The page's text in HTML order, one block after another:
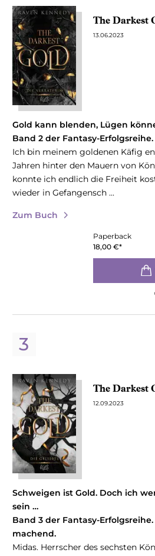
The Darkest
13.06.2023
Gold kann blenden, Lügen
Band 2 der Fantasy-Erfolgsreihe.
Ich bin meinem goldenen Käfig
Jahren hinter den Mauern von
konnte ich endlich die Freiheit
wieder in Gefangensch ...
Zum Buch
Paperback
18,00 €*
The Darkest
12.09.2023
Schweigen ist Gold. Doch ich
sein …
Band 3 der Fantasy-
machend.
Midas. Herrscher des sechsten